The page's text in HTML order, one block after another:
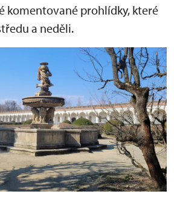
komentované prohlídky, které
a neděli.